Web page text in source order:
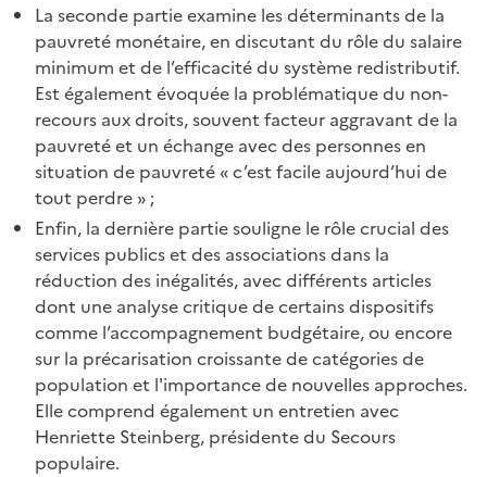
La seconde partie examine les déterminants de la
pauvreté monétaire, en discutant du rôle du salaire
minimum et de l’efficacité du système redistributif.
Est également évoquée la problématique du non-
recours aux droits, souvent facteur aggravant de la
pauvreté et un échange avec des personnes en
situation de pauvreté « c’est facile aujourd’hui de
tout perdre » ;
Enfin, la dernière partie souligne le rôle crucial des
services publics et des associations dans la
réduction des inégalités, avec différents articles
dont une analyse critique de certains dispositifs
comme l’accompagnement budgétaire, ou encore
sur la précarisation croissante de catégories de
population et l'importance de nouvelles approches.
Elle comprend également un entretien avec
Henriette Steinberg, présidente du Secours
populaire.